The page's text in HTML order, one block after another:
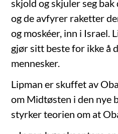
skjold og skjuler seg bak
og de avfyrer raketter
og moskéer, inn i Israel.
gjør sitt beste for ikke å
mennesker.
Lipman er skuffet av
om Midtøsten i den nye
styrker teorien om at